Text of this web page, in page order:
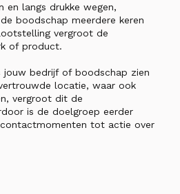
en langs drukke wegen,
boodschap meerdere keren
vergroot de
of product.
jouw bedrijf of boodschap zien
locatie, waar ook
vergroot dit de
is de doelgroep eerder
tot actie over